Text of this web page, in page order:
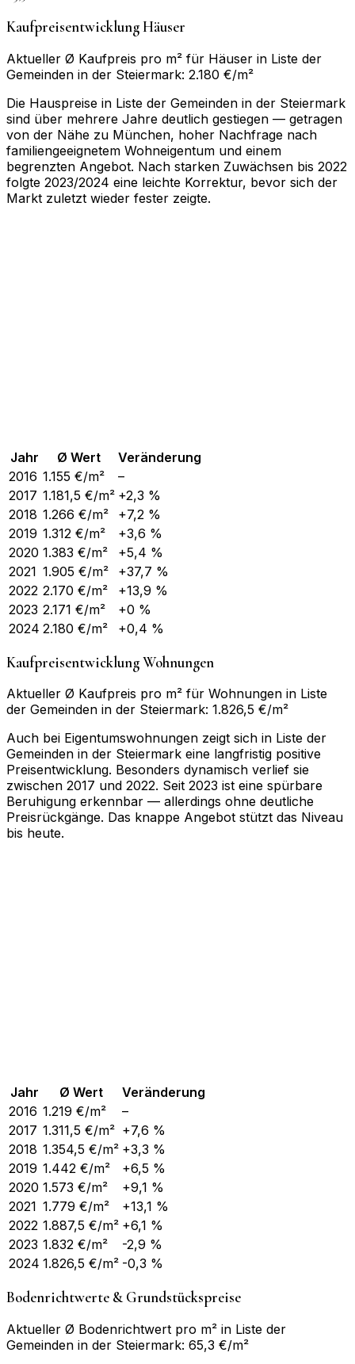
Kaufpreisentwicklung Häuser
Aktueller Ø Kaufpreis pro m² für Häuser in Liste der
Gemeinden in der Steiermark: 2.180 €/m²
Die Hauspreise in Liste der Gemeinden in der Steiermark
sind über mehrere Jahre deutlich gestiegen — getragen
von der Nähe zu München, hoher Nachfrage nach
familiengeeignetem Wohneigentum und einem
begrenzten Angebot. Nach starken Zuwächsen bis 2022
folgte 2023/2024 eine leichte Korrektur, bevor sich der
Markt zuletzt wieder fester zeigte.
Jahr Ø Wert
Veränderung
2016 1.155 €/m²
–
2017 1.181,5 €/m² +2,3 %
2018 1.266 €/m²
+7,2 %
2019 1.312 €/m²
+3,6 %
2020 1.383 €/m²
+5,4 %
2021 1.905 €/m²
+37,7 %
2022 2.170 €/m²
+13,9 %
2023 2.171 €/m²
+0 %
2024 2.180 €/m² +0,4 %
Kaufpreisentwicklung Wohnungen
Aktueller Ø Kaufpreis pro m² für Wohnungen in Liste
der Gemeinden in der Steiermark: 1.826,5 €/m²
Auch bei Eigentumswohnungen zeigt sich in Liste der
Gemeinden in der Steiermark eine langfristig positive
Preisentwicklung. Besonders dynamisch verlief sie
zwischen 2017 und 2022. Seit 2023 ist eine spürbare
Beruhigung erkennbar — allerdings ohne deutliche
Preisrückgänge. Das knappe Angebot stützt das Niveau
bis heute.
Jahr Ø Wert
Veränderung
2016 1.219 €/m²
–
2017 1.311,5 €/m² +7,6 %
2018 1.354,5 €/m² +3,3 %
2019 1.442 €/m²
+6,5 %
2020 1.573 €/m²
+9,1 %
2021 1.779 €/m²
+13,1 %
2022 1.887,5 €/m² +6,1 %
2023 1.832 €/m²
-2,9 %
2024 1.826,5 €/m² -0,3 %
Bodenrichtwerte & Grundstückspreise
Aktueller Ø Bodenrichtwert pro m² in Liste der
Gemeinden in der Steiermark: 65,3 €/m²